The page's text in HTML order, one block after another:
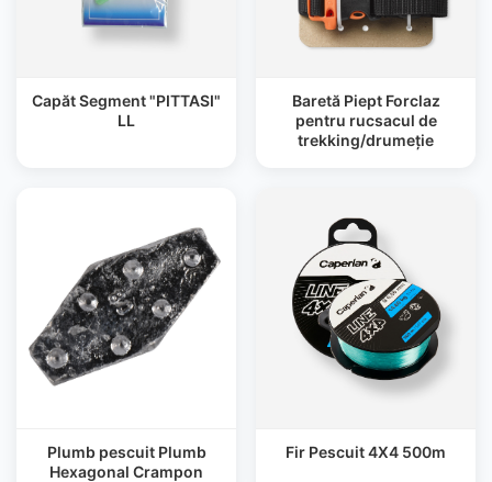
Capăt Segment "PITTASI"
LL
Baretă Piept Forclaz
pentru rucsacul de
trekking/drumeție
Plumb pescuit Plumb
Hexagonal Crampon
Fir Pescuit 4X4 500m